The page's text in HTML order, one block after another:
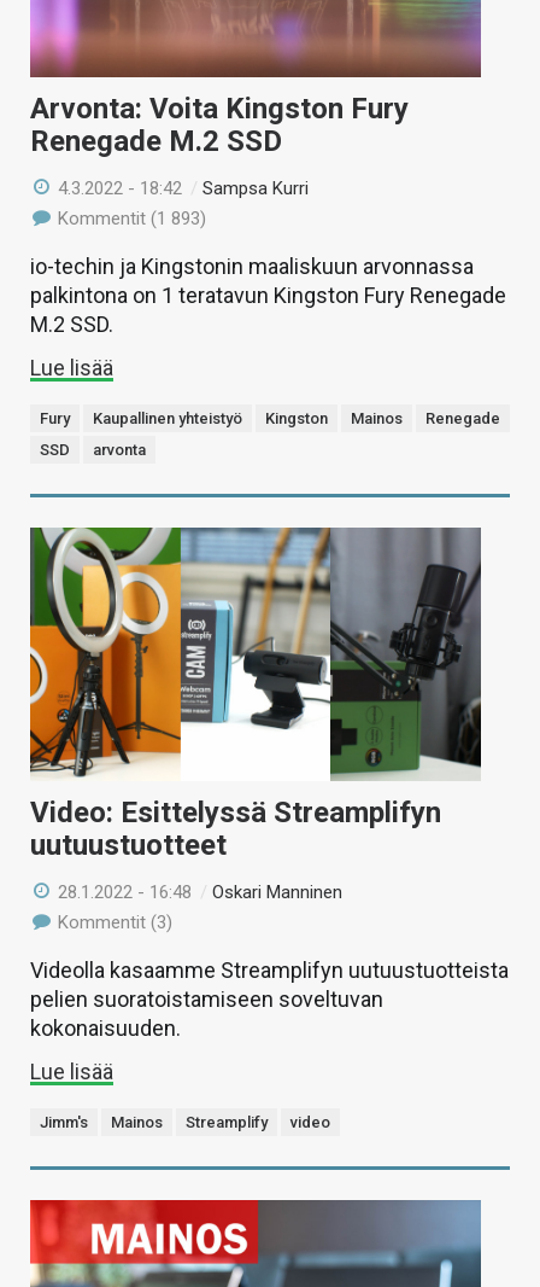
HAKU
Arvonta: Voita Kingston Fury
Renegade M.2 SSD
4.3.2022 - 18:42 /Sampsa Kurri
Kommentit (1 893)
io-techin ja Kingstonin maaliskuun arvonnassa
palkintona on 1 teratavun Kingston Fury Renegade
M.2 SSD.
Lue lisää
Fury Kaupallinen yhteistyö Kingston Mainos
Renegade
SSD
arvonta
Video: Esittelyssä Streamplifyn
uutuustuotteet
28.1.2022 - 16:48 /Oskari Manninen
Kommentit (3)
Videolla kasaamme Streamplifyn uutuustuotteista
pelien suoratoistamiseen soveltuvan
kokonaisuuden.
Lue lisää
Jimm's Mainos Streamplify video